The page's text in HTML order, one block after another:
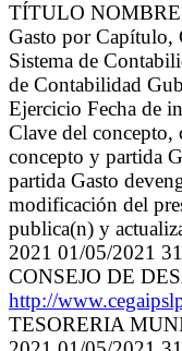
TÍTULO
Gasto por Capítulo,
Sistema de
de Contabilidad
Ejercicio Fecha de
Clave del concepto,
concepto y partida
partida Gasto
modificación del
publica(n) y
2021 01/05/2021
CONSEJO DE
http://
TESORERIA